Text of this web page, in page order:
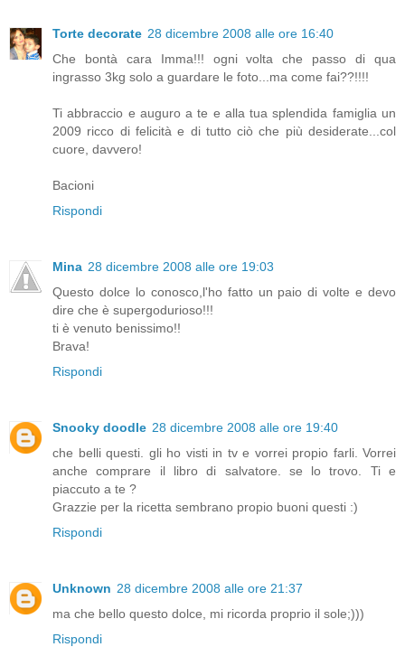
Torte decorate 28 dicembre 2008 alle ore 16:40
Che bontà cara Imma!!! ogni volta che passo di qua
ingrasso 3kg solo a guardare le foto...ma come fai??!!!!
Ti abbraccio e auguro a te e alla tua splendida famiglia un
2009 ricco di felicità e di tutto ciò che più desiderate...col
cuore, davvero!
Bacioni
Rispondi
Mina 28 dicembre 2008 alle ore 19:03
Questo dolce lo conosco,l'ho fatto un paio di volte e devo
dire che è supergodurioso!!!
ti è venuto benissimo!!
Brava!
Rispondi
Snooky doodle 28 dicembre 2008 alle ore 19:40
che belli questi. gli ho visti in tv e vorrei propio farli. Vorrei
anche comprare il libro di salvatore. se lo trovo. Ti e
piaccuto a te ?
Grazzie per la ricetta sembrano propio buoni questi :)
Rispondi
Unknown 28 dicembre 2008 alle ore 21:37
ma che bello questo dolce, mi ricorda proprio il sole;)))
Rispondi